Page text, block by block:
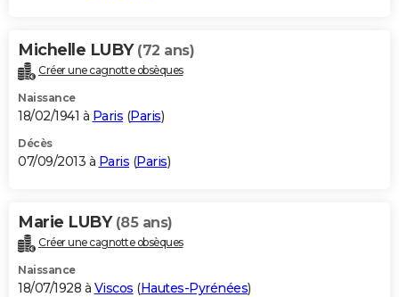
Michelle LUBY (72 ans)
Créer une cagnotte obsèques
Naissance
18/02/1941 à Paris (Paris)
Décès
07/09/2013 à Paris (Paris)
Marie LUBY (85 ans)
Créer une cagnotte obsèques
Naissance
18/07/1928 à Viscos (Hautes-Pyrénées)